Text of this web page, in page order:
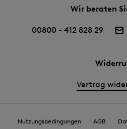
Wir beraten
00800 - 412 828 29
Vertrag
Nutzungsbedingungen AGB